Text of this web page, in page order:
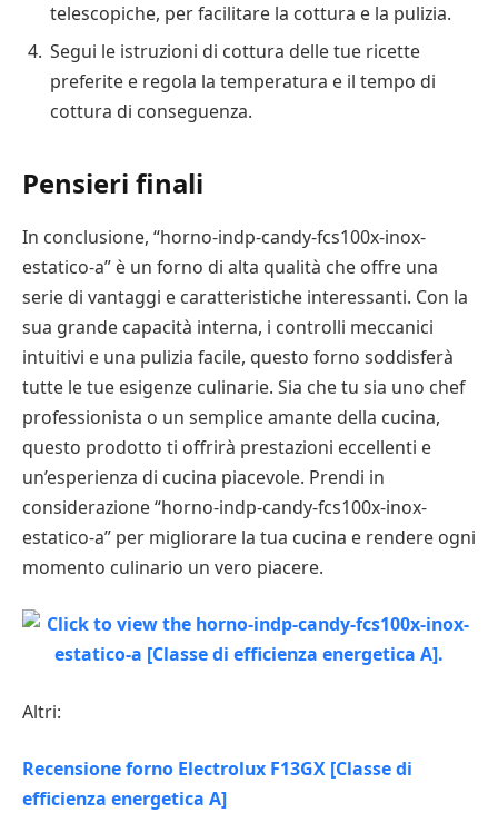
telescopiche, per facilitare la cottura e la pulizia.
Segui le istruzioni di cottura delle tue ricette
preferite e regola la temperatura e il tempo di
cottura di conseguenza.
Pensieri finali
In conclusione, “horno-indp-candy-fcs100x-inox-
estatico-a” è un forno di alta qualità che offre una
serie di vantaggi e caratteristiche interessanti. Con la
sua grande capacità interna, i controlli meccanici
intuitivi e una pulizia facile, questo forno soddisferà
tutte le tue esigenze culinarie. Sia che tu sia uno chef
professionista o un semplice amante della cucina,
questo prodotto ti offrirà prestazioni eccellenti e
un’esperienza di cucina piacevole. Prendi in
considerazione “horno-indp-candy-fcs100x-inox-
estatico-a” per migliorare la tua cucina e rendere ogni
momento culinario un vero piacere.
Altri:
Recensione forno Electrolux F13GX [Classe di
efficienza energetica A]